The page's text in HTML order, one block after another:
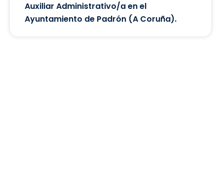
Auxiliar Administrativo/a en el
Ayuntamiento de Padrón (A Coruña).